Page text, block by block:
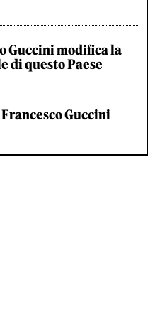
Guccini modifica la
di questo Paese
Guccini